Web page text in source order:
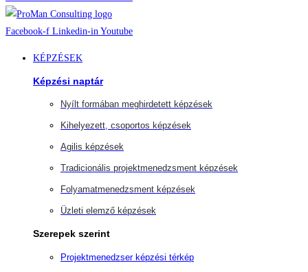
Facebook-f Linkedin-in Youtube
KÉPZÉSEK
Képzési naptár
Nyílt formában meghirdetett képzések
Kihelyezett, csoportos képzések
Agilis képzések
Tradicionális projektmenedzsment képzések
Folyamatmenedzsment képzések
Üzleti elemző képzések
Szerepek szerint
Projektmenedzser képzési térkép